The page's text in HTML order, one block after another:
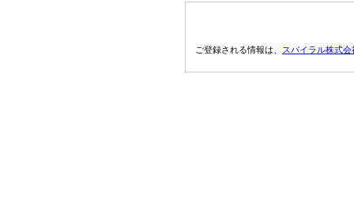
ご登録される情報は、 スパイラル株式会